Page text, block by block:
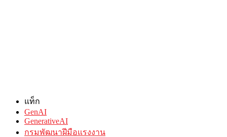
แท็ก
GenAI
GenerativeAI
กรมพัฒนาฝีมือแรงงาน